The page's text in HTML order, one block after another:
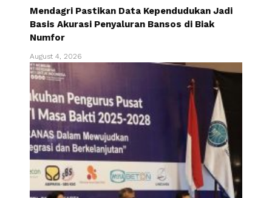
Mendagri Pastikan Data Kependudukan Jadi
Basis Akurasi Penyaluran Bansos di Biak
Numfor
August 4, 2026